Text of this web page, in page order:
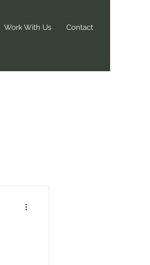
Work With Us Contact